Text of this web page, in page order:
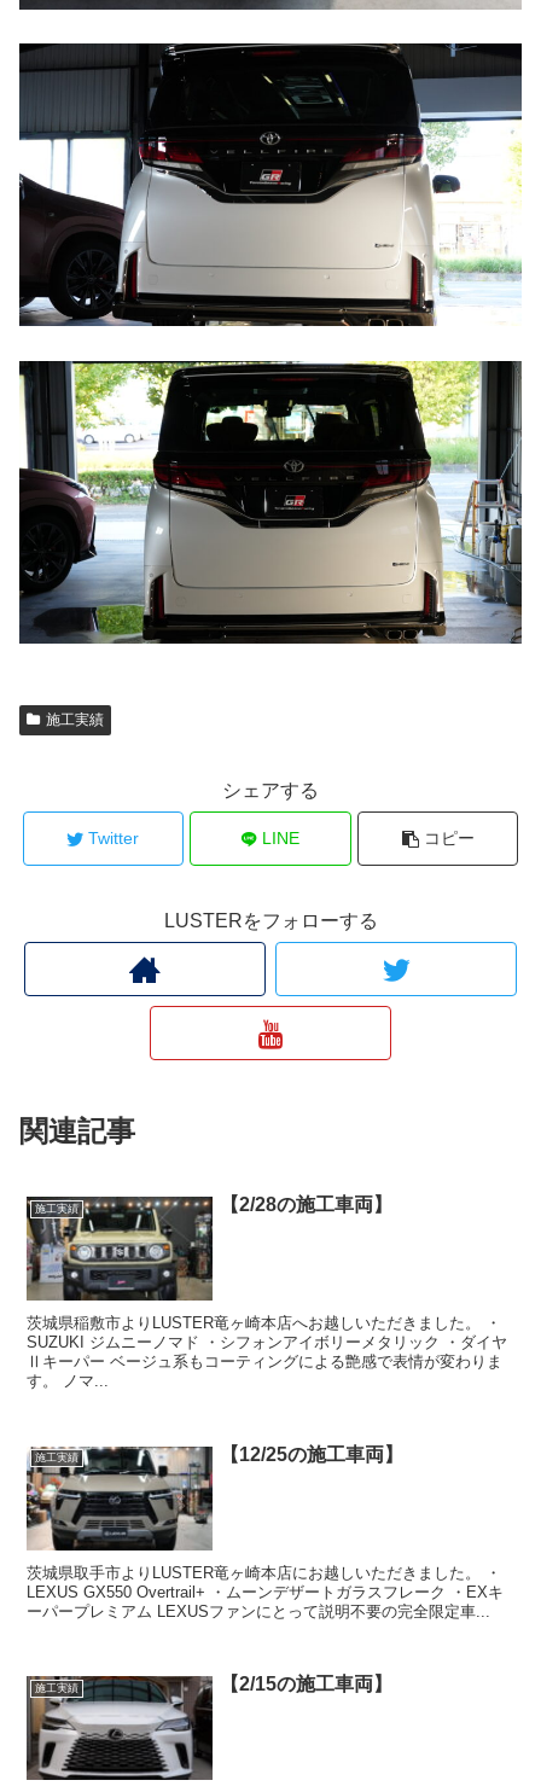
施工実績
シェアする
Twitter LINE コピー
LUSTERをフォローする
関連記事
施工実績 【2/28の施工車両】
茨城県稲敷市よりLUSTER竜ヶ崎本店へお越しいただきました。 ・
SUZUKI ジムニーノマド ・シフォンアイボリーメタリック ・ダイヤ
Ⅱキーパー ベージュ系もコーティングによる艶感で表情が変わりま
す。 ノマ...
施工実績 【12/25の施工車両】
茨城県取手市よりLUSTER竜ヶ崎本店にお越しいただきました。 ・
LEXUS GX550 Overtrail+ ・ムーンデザートガラスフレーク ・EXキ
ーパープレミアム LEXUSファンにとって説明不要の完全限定車...
施工実績 【2/15の施工車両】